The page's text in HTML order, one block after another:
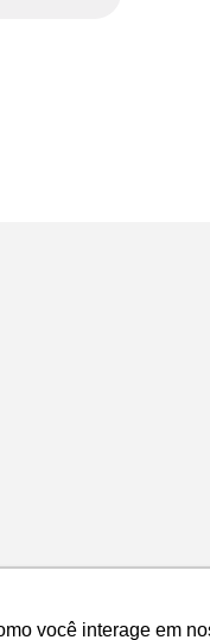
você interage em
você interage em